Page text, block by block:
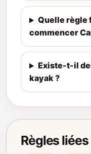
Quelle règle
commencer
Existe-t-il
kayak ?
Règles liées